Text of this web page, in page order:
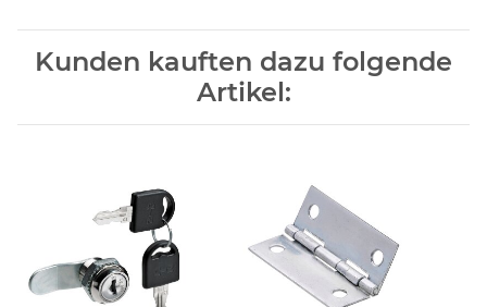
Kunden kauften dazu folgende
Artikel: